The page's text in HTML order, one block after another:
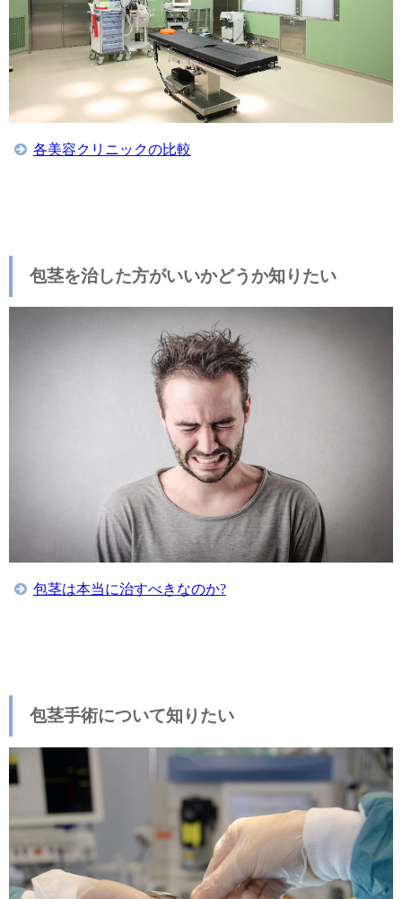
各美容クリニックの比較
包茎を治した方がいいかどうか知りたい
包茎は本当に治すべきなのか?
包茎手術について知りたい